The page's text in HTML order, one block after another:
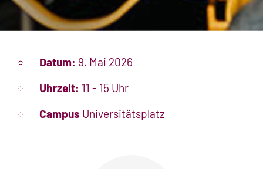
Datum: 9. Mai 2026
Uhrzeit: 11 - 15 Uhr
Campus Universitätsplatz